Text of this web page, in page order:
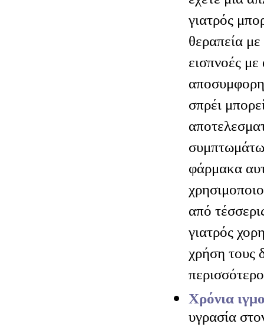
γιατρός
θεραπεία
εισπνοές
σπρέι
φάρμακα
από
γιατρός
χρήση τους
Χρόνια
υγρασία